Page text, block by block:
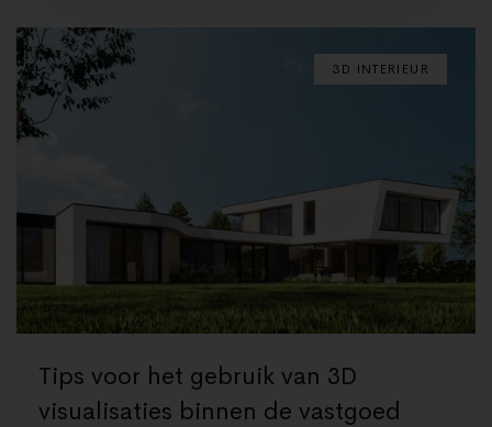
3D INTERIEUR
Tips voor het gebruik van 3D
visualisaties binnen de vastgoed